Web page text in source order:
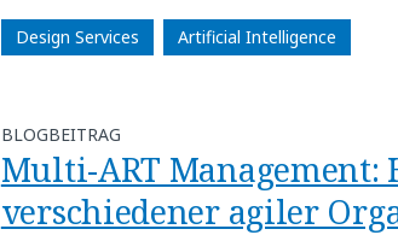
Design Services Artificial Intelligence
BLOGBEITRAG
Multi-ART
verschiedener agiler